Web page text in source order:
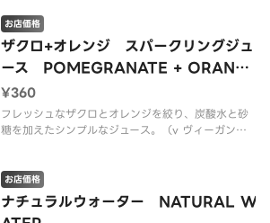
Kimino Sparkling Water Ume 250ml（v Vega
n）
ザクロ+オレンジ スパークリングジュ
ース POMEGRANATE + ORANG
E SPARKLING JUICE
お店価格
¥360
フレッシュなザクロとオレンジを絞り、炭酸水と砂
糖を加えたシンプルなジュース。（v ヴィーガン）
Vegan）
ナチュラルウォーター NATURAL W
お店価格